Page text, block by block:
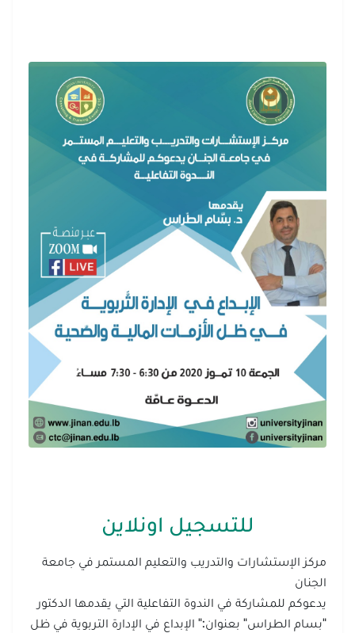
للتسجيل اونلاين
مركز الإستشارات والتدريب والتعليم المستمر في جامعة
الجنان
يدعوكم للمشاركة في الندوة التفاعلية التي يقدمها الدكتور
"بسام الطراس" بعنوان:" الإبداع في الإدارة التربوية في ظل